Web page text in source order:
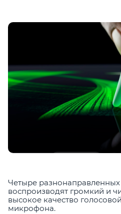
Четыре
воспроизводят громкий и
высокое качество
микрофона.